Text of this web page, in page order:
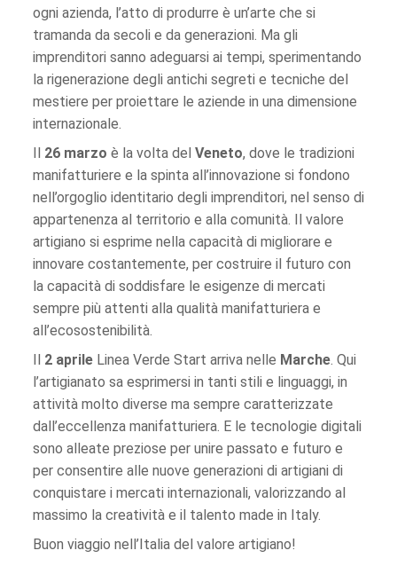
ogni azienda, l’atto di produrre è un’arte che si
tramanda da secoli e da generazioni. Ma gli
imprenditori sanno adeguarsi ai tempi, sperimentando
la rigenerazione degli antichi segreti e tecniche del
mestiere per proiettare le aziende in una dimensione
internazionale.
Il 26 marzo è la volta del Veneto, dove le tradizioni
manifatturiere e la spinta all’innovazione si fondono
nell’orgoglio identitario degli imprenditori, nel senso di
appartenenza al territorio e alla comunità. Il valore
artigiano si esprime nella capacità di migliorare e
innovare costantemente, per costruire il futuro con
la capacità di soddisfare le esigenze di mercati
sempre più attenti alla qualità manifatturiera e
all’ecosostenibilità.
Il 2 aprileLinea Verde Start arriva nelle Marche. Qui
l’artigianato sa esprimersi in tanti stili e linguaggi, in
attività molto diverse ma sempre caratterizzate
dall’eccellenza manifatturiera. E le tecnologie digitali
sono alleate preziose per unire passato e futuro e
per consentire alle nuove generazioni di artigiani di
conquistare i mercati internazionali, valorizzando al
massimo la creatività e il talento made in Italy.
Buon viaggio nell’Italia del valore artigiano!